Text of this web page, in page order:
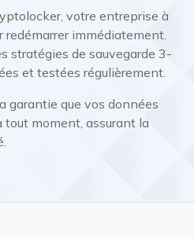
votre entreprise à
immédiatement.
stratégies de sauvegarde 3-
et testées régulièrement.
garantie que vos données
moment, assurant la